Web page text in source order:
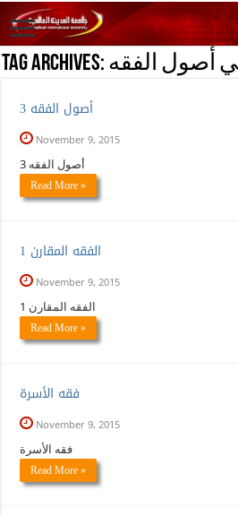
Tag Archives: أصول الفقه
أصول الفقه 3
November 9, 2015
أصول الفقه 3
Read More »
الفقه المقارن 1
November 9, 2015
الفقه المقارن 1
Read More »
فقه الأسرة
November 9, 2015
فقه الأسرة
Read More »